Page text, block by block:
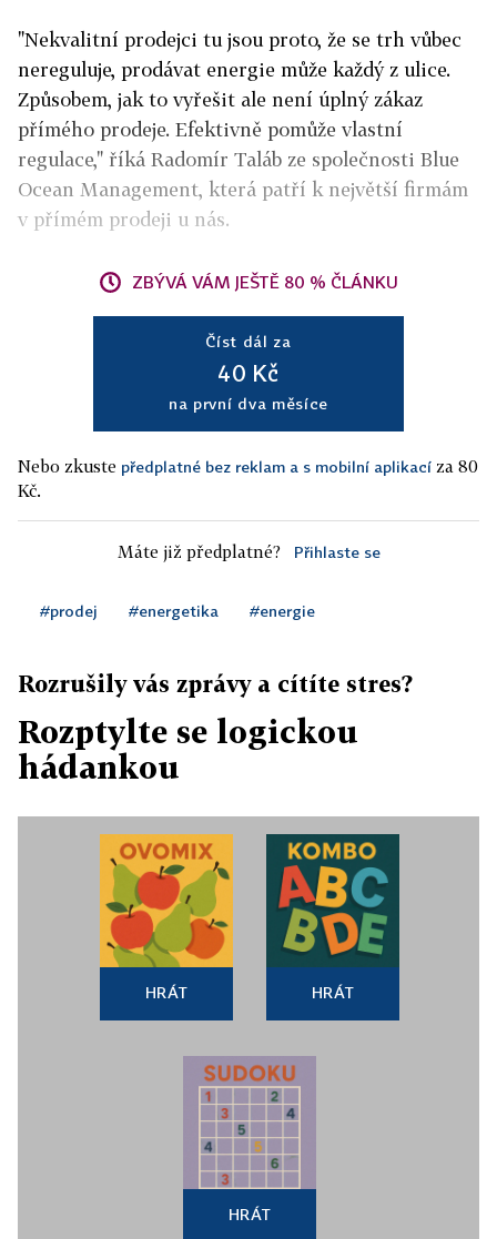
"Nekvalitní prodejci tu jsou proto, že se trh vůbec
nereguluje, prodávat energie může každý z ulice.
Způsobem, jak to vyřešit ale není úplný zákaz
přímého prodeje. Efektivně pomůže vlastní
regulace," říká Radomír Taláb ze společnosti Blue
Ocean Management, která patří k největší firmám
v přímém prodeji u nás.
ZBÝVÁ VÁM JEŠTĚ 80 % ČLÁNKU
Číst dál za
40 Kč
na první dva měsíce
Nebo zkuste předplatné bez reklam a s mobilní aplikací za 80
Kč.
Máte již předplatné? Přihlaste se
#prodej #energetika #energie
Rozrušily vás zprávy a cítíte stres?
Rozptylte se logickou
hádankou
HRÁT HRÁT
HRÁT